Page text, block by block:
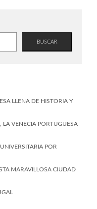
BUSCAR
LLENA DE HISTORIA Y
LA VENECIA PORTUGUESA
POR
MARAVILLOSA CIUDAD